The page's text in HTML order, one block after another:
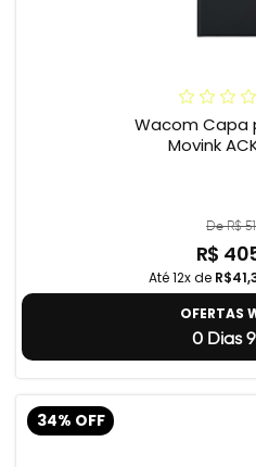
Wacom Capa
Movink
De R$
R$
Até 12x de
OFERTAS
0 Dias
34% OFF